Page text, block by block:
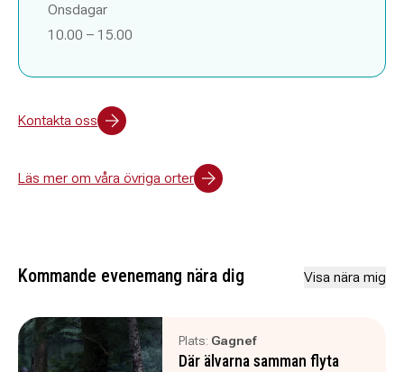
Onsdagar
10.00 – 15.00
Kontakta oss
Läs mer om våra övriga orter
Kommande evenemang nära dig Visa nära mig
Plats: Gagnef
Där älvarna samman flyta